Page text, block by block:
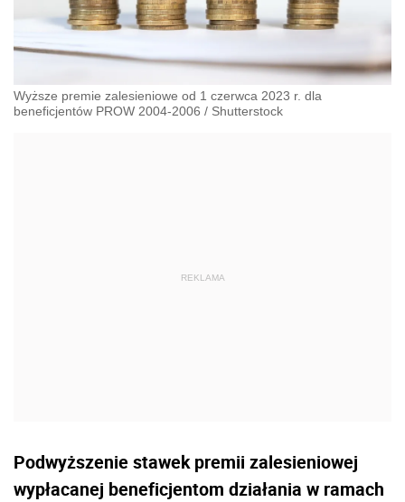
Wyższe premie zalesieniowe od 1 czerwca 2023 r. dla
beneficjentów PROW 2004-2006 / Shutterstock
Podwyższenie stawek premii zalesieniowej
wypłacanej beneficjentom działania w ramach